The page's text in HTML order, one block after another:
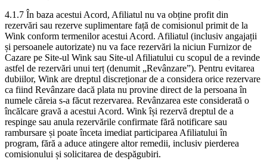
4.1.7 În baza acestui Acord, Afiliatul nu va obține profit din
rezervări sau rezerve suplimentare față de comisionul primit de la
Wink conform termenilor acestui Acord. Afiliatul (inclusiv angajații
și persoanele autorizate) nu va face rezervări la niciun Furnizor de
Cazare pe Site-ul Wink sau Site-ul Afiliatului cu scopul de a revinde
astfel de rezervări unui terț (denumit „Revânzare”). Pentru evitarea
dubiilor, Wink are dreptul discreționar de a considera orice rezervare
ca fiind Revânzare dacă plata nu provine direct de la persoana în
numele căreia s-a făcut rezervarea. Revânzarea este considerată o
încălcare gravă a acestui Acord. Wink își rezervă dreptul de a
respinge sau anula rezervările confirmate fără notificare sau
rambursare și poate înceta imediat participarea Afiliatului în
program, fără a aduce atingere altor remedii, inclusiv pierderea
comisionului și solicitarea de despăgubiri.